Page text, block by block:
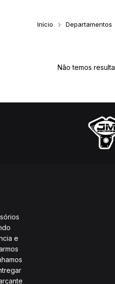
Início Departamentos
Não temos
e